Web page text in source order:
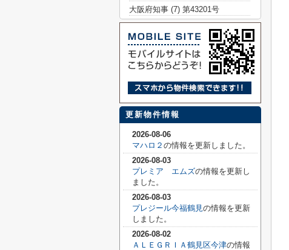
大阪府知事 (7) 第43201号
更新物件情報
2026-08-06
マハロ２ の情報を更新しました。
2026-08-03
プレミア エムズの情報を更新し
ました。
2026-08-03
プレジール今福鶴見の情報を更新
しました。
2026-08-02
ＡＬＥＧＲＩＡ鶴見区今津の情報